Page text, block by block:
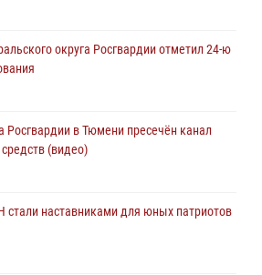
сбили дрон-разведчик ВСУ на южном
росгвардейцы в ходе
на Урале
округа Росгвардии отметил 24-ю
Росгвардии в Тюмени пресечён канал
(видео)
наставниками для юных патриотов